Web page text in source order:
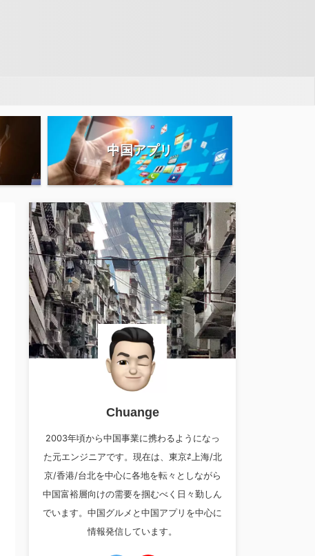
中国アプリ
Chuange
2003年頃から中国事業に携わるようになっ
た元エンジニアです。現在は、東京⇄上海/北
京/香港/台北を中心に各地を転々としながら
中国富裕層向けの需要を掴むべく日々勤しん
でいます。中国グルメと中国アプリを中心に
情報発信しています。